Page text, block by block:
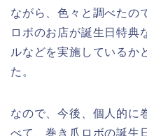
ながら、色々と調べたの
ロボのお店が誕生日特典
ルなどを実施しているか
た。
なので、今後、個人的に
べて、巻き爪ロボの誕生